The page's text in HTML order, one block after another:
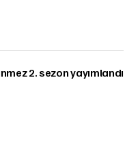
2. sezon yayımlandı